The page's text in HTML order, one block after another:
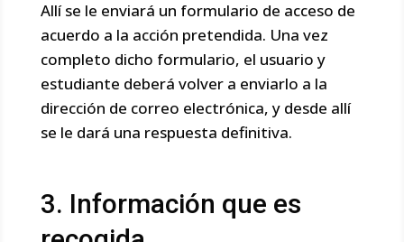
Allí se le enviará un formulario de acceso de
acuerdo a la acción pretendida. Una vez
completo dicho formulario, el usuario y
estudiante deberá volver a enviarlo a la
dirección de correo electrónica, y desde allí
se le dará una respuesta definitiva.
3. Información que es